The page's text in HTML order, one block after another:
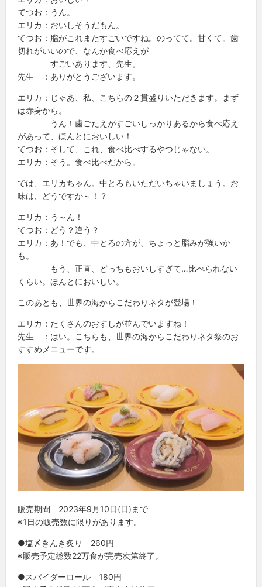
てつお：うん。
エリカ：おいしそうだもん。
てつお：脂がこれまたすごいですね。のってて。甘くて。歯
切れがいいので、なんか食べ応えが
すごいあります、先生。
先生 ：ありがとうございます。
エリカ：じゃあ、私、こちらの２貫盛りいただきます。まず
は赤身から。
うん！歯ごたえがすごいしっかりあるから食べ応え
があって、ほんとにおいしい！
てつお：そして、これ、食べ比べするやつじゃない。
エリカ：そう。食べ比べだから。
では、エリカちゃん。中とろもいただいちゃいましょう。お
味は、どうですか～！？
エリカ：う～ん！
てつお：どう？違う？
エリカ：あ！でも、中とろの方が、ちょっと脂みが強いか
も。
もう、正直、どっちもおいしすぎて…比べられない
くらい。ほんとにおいしい。
このあとも、世界の海からこだわりネタが登場！
エリカ：たくさんのおすしが並んでいますね！
先生 ：はい。こちらも、世界の海からこだわりネタ祭のお
すすめメニューです。
販売期間 2023年9月10日(日)まで
※1日の販売数に限りがあります。
●塩〆きんき炙り 260円
※販売予定総数22万食が完売次第終了。
●スパイダーロール 180円